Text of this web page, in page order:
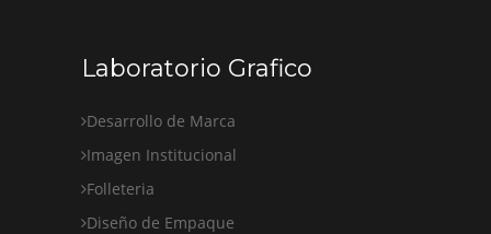
Laboratorio Grafico
Desarrollo de Marca
Imagen Institucional
Folleteria
Diseño de Empaque